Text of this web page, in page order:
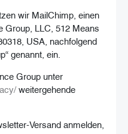
wir MailChimp, einen
Group, LLC, 512 Means
USA, nachfolgend
genannt, ein.
Group unter
weitergehende
Versand anmelden,